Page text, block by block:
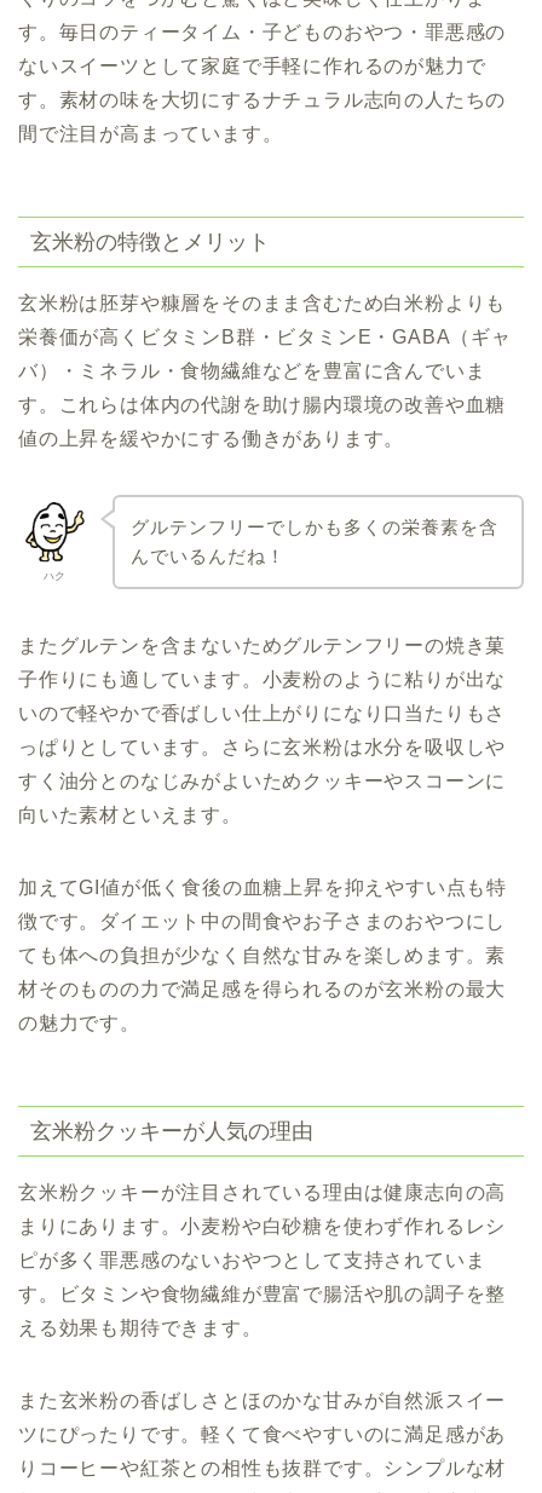
す。毎日のティータイム・子どものおやつ・罪悪感の
ないスイーツとして家庭で手軽に作れるのが魅力で
す。素材の味を大切にするナチュラル志向の人たちの
間で注目が高まっています。
玄米粉の特徴とメリット
玄米粉は胚芽や糠層をそのまま含むため白米粉よりも
栄養価が高くビタミンB群・ビタミンE・GABA（ギャ
バ）・ミネラル・食物繊維などを豊富に含んでいま
す。これらは体内の代謝を助け腸内環境の改善や血糖
値の上昇を緩やかにする働きがあります。
ハク
グルテンフリーでしかも多くの栄養素を含
んでいるんだね！
またグルテンを含まないためグルテンフリーの焼き菓
子作りにも適しています。小麦粉のように粘りが出な
いので軽やかで香ばしい仕上がりになり口当たりもさ
っぱりとしています。さらに玄米粉は水分を吸収しや
すく油分とのなじみがよいためクッキーやスコーンに
向いた素材といえます。
加えてGI値が低く食後の血糖上昇を抑えやすい点も特
徴です。ダイエット中の間食やお子さまのおやつにし
ても体への負担が少なく自然な甘みを楽しめます。素
材そのものの力で満足感を得られるのが玄米粉の最大
の魅力です。
玄米粉クッキーが人気の理由
玄米粉クッキーが注目されている理由は健康志向の高
まりにあります。小麦粉や白砂糖を使わず作れるレシ
ピが多く罪悪感のないおやつとして支持されていま
す。ビタミンや食物繊維が豊富で腸活や肌の調子を整
える効果も期待できます。
また玄米粉の香ばしさとほのかな甘みが自然派スイー
ツにぴったりです。軽くて食べやすいのに満足感があ
りコーヒーや紅茶との相性も抜群です。シンプルな材